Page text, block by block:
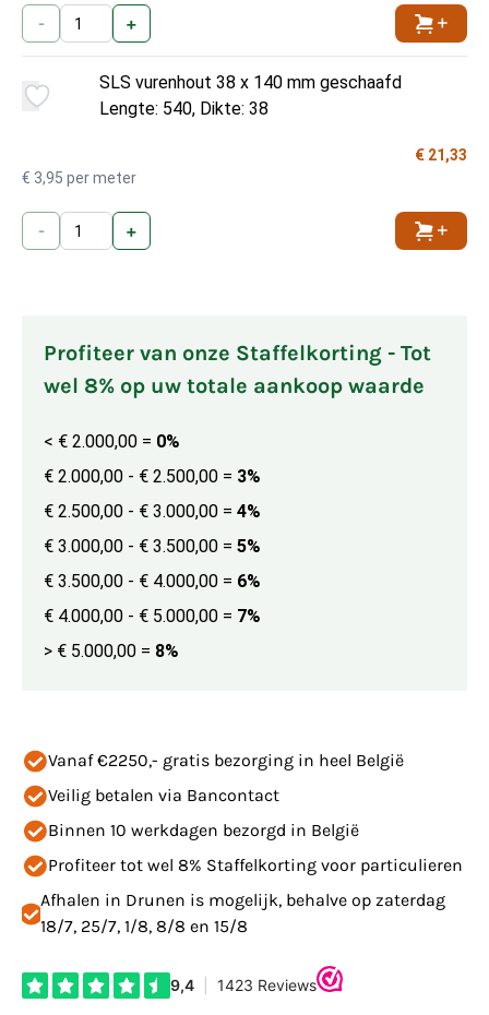
- +
SLS vurenhout 38 x 140 mm geschaafd
Lengte: 540, Dikte: 38
€ 21,33
€ 3,95 per meter
- +
Profiteer van onze Staffelkorting - Tot
wel 8% op uw totale aankoop waarde
< € 2.000,00 = 0%
€ 2.000,00 - € 2.500,00 = 3%
€ 2.500,00 - € 3.000,00 = 4%
€ 3.000,00 - € 3.500,00 = 5%
€ 3.500,00 - € 4.000,00 = 6%
€ 4.000,00 - € 5.000,00 = 7%
> € 5.000,00 = 8%
Vanaf €2250,- gratis bezorging in heel België
Veilig betalen via Bancontact
Binnen 10 werkdagen bezorgd in België
Profiteer tot wel 8% Staffelkorting voor particulieren
Afhalen in Drunen is mogelijk, behalve op zaterdag
18/7, 25/7, 1/8, 8/8 en 15/8